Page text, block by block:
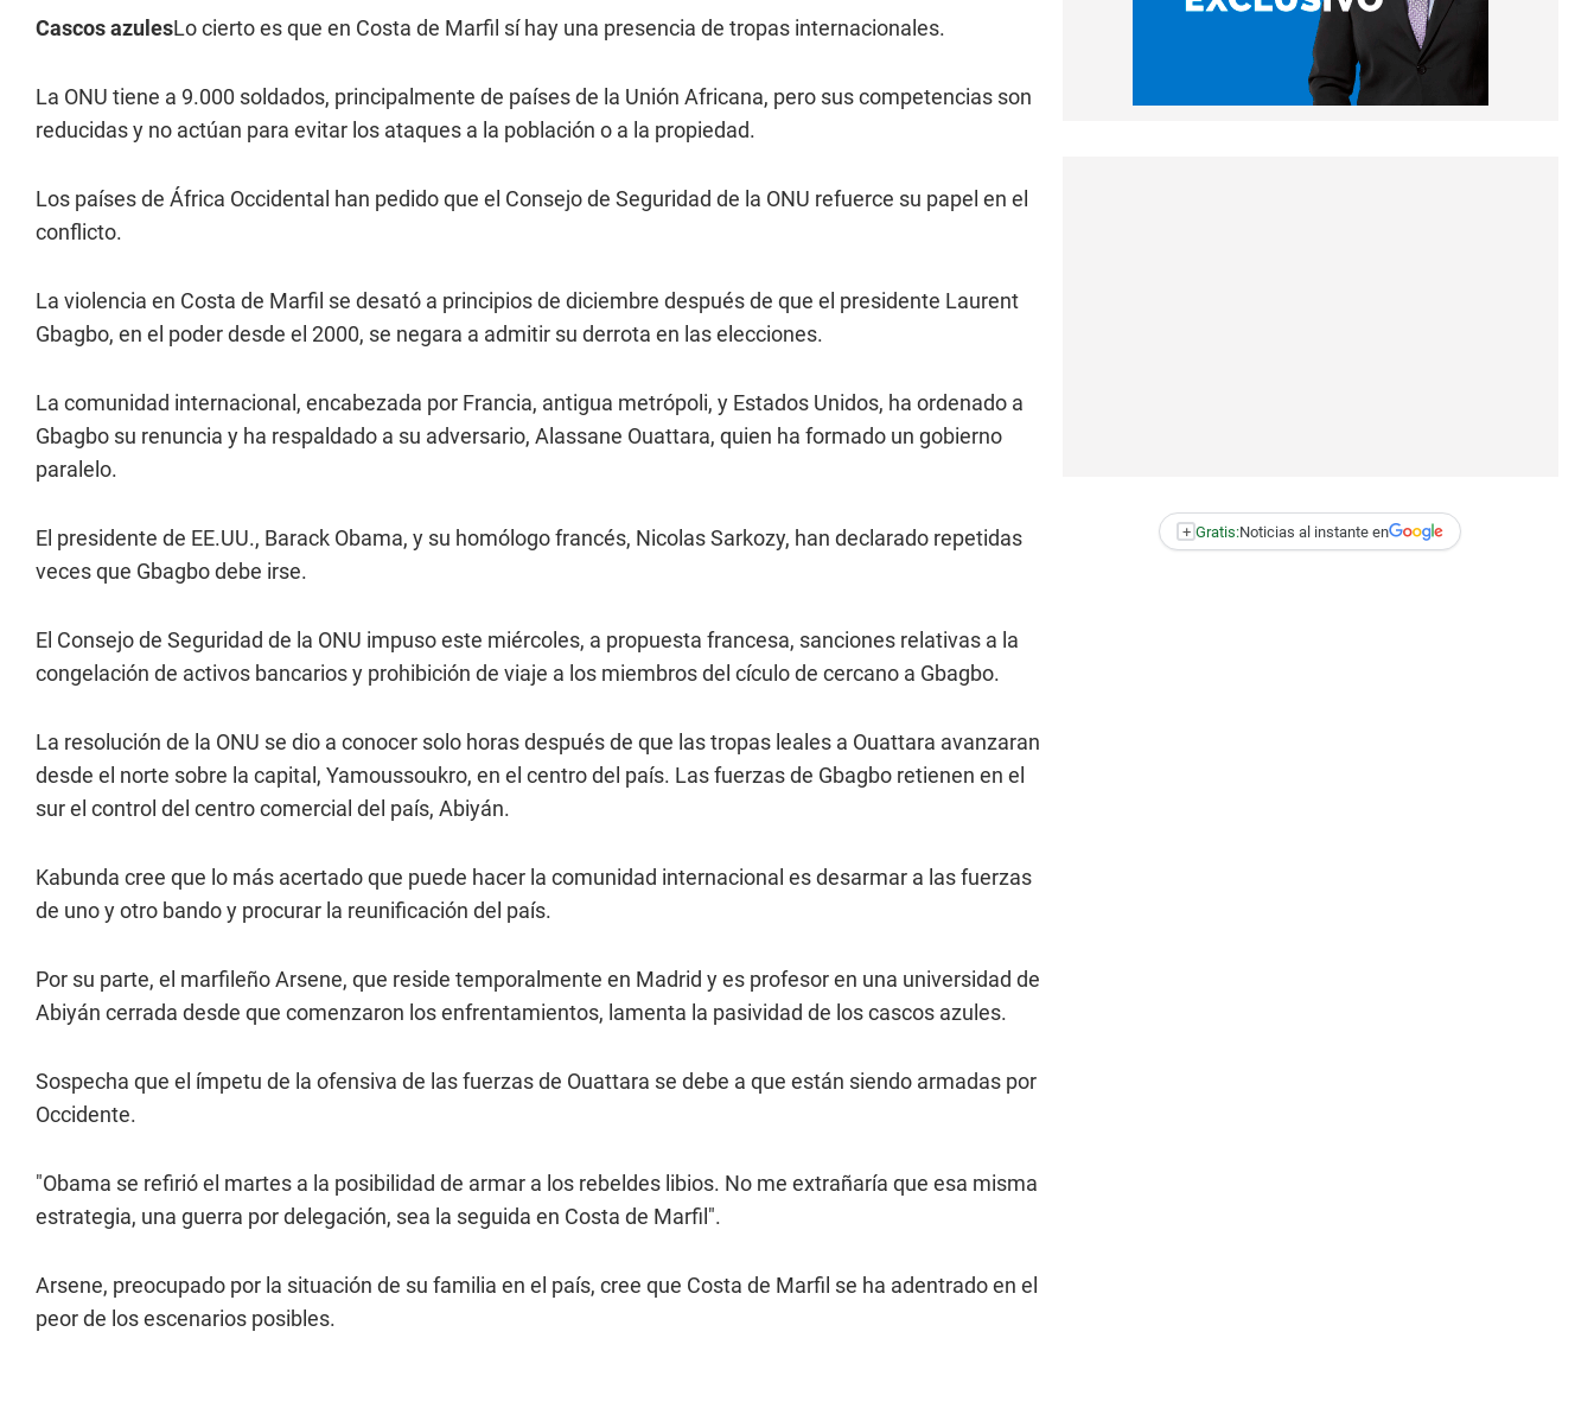
Cascos azulesLo cierto es que en Costa de Marfil sí hay una presencia de tropas internacionales.
La ONU tiene a 9.000 soldados, principalmente de países de la Unión Africana, pero sus competencias son
reducidas y no actúan para evitar los ataques a la población o a la propiedad.
Los países de África Occidental han pedido que el Consejo de Seguridad de la ONU refuerce su papel en el
conflicto.
La violencia en Costa de Marfil se desató a principios de diciembre después de que el presidente Laurent
Gbagbo, en el poder desde el 2000, se negara a admitir su derrota en las elecciones.
La comunidad internacional, encabezada por Francia, antigua metrópoli, y Estados Unidos, ha ordenado a
Gbagbo su renuncia y ha respaldado a su adversario, Alassane Ouattara, quien ha formado un gobierno
paralelo.
El presidente de EE.UU., Barack Obama, y su homólogo francés, Nicolas Sarkozy, han declarado repetidas
veces que Gbagbo debe irse.
El Consejo de Seguridad de la ONU impuso este miércoles, a propuesta francesa, sanciones relativas a la
congelación de activos bancarios y prohibición de viaje a los miembros del cículo de cercano a Gbagbo.
La resolución de la ONU se dio a conocer solo horas después de que las tropas leales a Ouattara avanzaran
desde el norte sobre la capital, Yamoussoukro, en el centro del país. Las fuerzas de Gbagbo retienen en el
sur el control del centro comercial del país, Abiyán.
Kabunda cree que lo más acertado que puede hacer la comunidad internacional es desarmar a las fuerzas
de uno y otro bando y procurar la reunificación del país.
Por su parte, el marfileño Arsene, que reside temporalmente en Madrid y es profesor en una universidad de
Abiyán cerrada desde que comenzaron los enfrentamientos, lamenta la pasividad de los cascos azules.
Sospecha que el ímpetu de la ofensiva de las fuerzas de Ouattara se debe a que están siendo armadas por
Occidente.
"Obama se refirió el martes a la posibilidad de armar a los rebeldes libios. No me extrañaría que esa misma
estrategia, una guerra por delegación, sea la seguida en Costa de Marfil".
Arsene, preocupado por la situación de su familia en el país, cree que Costa de Marfil se ha adentrado en el
peor de los escenarios posibles.
+ Gratis:Noticias al instante en